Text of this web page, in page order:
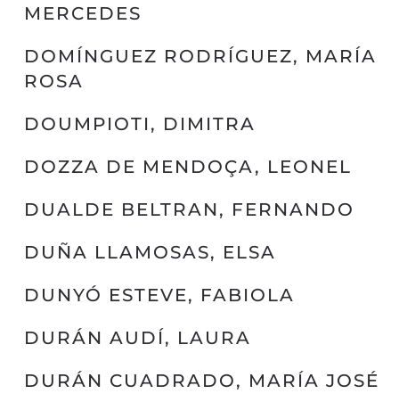
MERCEDES
DOMÍNGUEZ RODRÍGUEZ, MARÍA
ROSA
DOUMPIOTI, DIMITRA
DOZZA DE MENDOÇA, LEONEL
DUALDE BELTRAN, FERNANDO
DUÑA LLAMOSAS, ELSA
DUNYÓ ESTEVE, FABIOLA
DURÁN AUDÍ, LAURA
DURÁN CUADRADO, MARÍA JOSÉ